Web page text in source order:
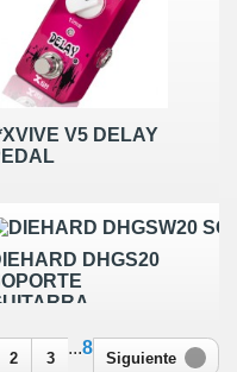
V5 DELAY
DHGS20
2 3
...8
Siguiente